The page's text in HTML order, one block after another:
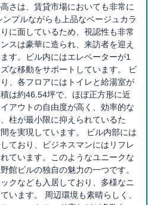
さは、賃貸市場においても非常に
プルながらも上品なベージュカラ
に面しているため、視認性も非常
スは豪華に造られ、来訪者を迎え
す。ビル内にはエレベーターが1
な移動をサポートしています。 ビ
、各フロアにはトイレと給湯室が
は約46.54坪で、ほぼ正方形に近
アウトの自由度が高く、効率的な
柱が最小限に抑えられているた
を実現しています。 ビル内部には
ており、ビジネスマンにはリフレ
ています。このようなユニークな
館ビルの独自の魅力の一つです。
クなども入居しており、多様なニ
います。 周辺環境も素晴らしく、